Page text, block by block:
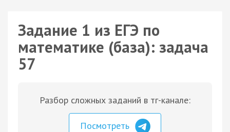
Задание 1 из ЕГЭ по
математике (база): задача
57
Разбор сложных заданий в тг-канале:
Посмотреть